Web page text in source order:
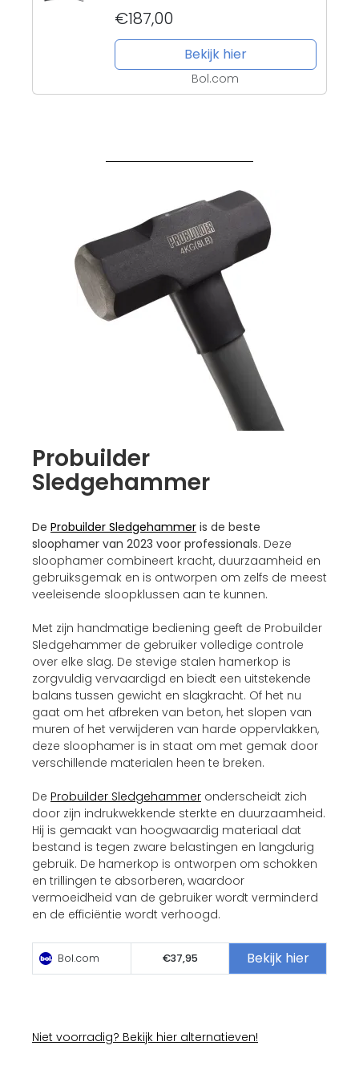
€187,00
Bekijk hier
Bol.com
Probuilder
Sledgehammer
De Probuilder Sledgehammer is de beste
sloophamer van 2023 voor professionals. Deze
sloophamer combineert kracht, duurzaamheid en
gebruiksgemak en is ontworpen om zelfs de meest
veeleisende sloopklussen aan te kunnen.
Met zijn handmatige bediening geeft de Probuilder
Sledgehammer de gebruiker volledige controle
over elke slag. De stevige stalen hamerkop is
zorgvuldig vervaardigd en biedt een uitstekende
balans tussen gewicht en slagkracht. Of het nu
gaat om het afbreken van beton, het slopen van
muren of het verwijderen van harde oppervlakken,
deze sloophamer is in staat om met gemak door
verschillende materialen heen te breken.
De Probuilder Sledgehammer onderscheidt zich
door zijn indrukwekkende sterkte en duurzaamheid.
Hij is gemaakt van hoogwaardig materiaal dat
bestand is tegen zware belastingen en langdurig
gebruik. De hamerkop is ontworpen om schokken
en trillingen te absorberen, waardoor
vermoeidheid van de gebruiker wordt verminderd
en de efficiëntie wordt verhoogd.
Bol.com €37,95 Bekijk hier
Niet voorradig? Bekijk hier alternatieven!